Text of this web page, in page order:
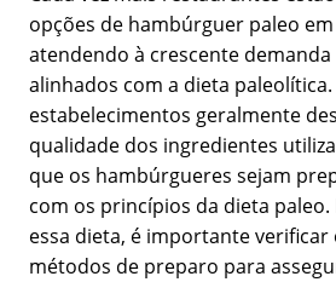
opções de hambúrguer paleo
atendendo à crescente
alinhados com a dieta paleolítica.
estabelecimentos geralmente
qualidade dos ingredientes
que os hambúrgueres sejam
com os princípios da dieta paleo.
essa dieta, é importante
métodos de preparo para